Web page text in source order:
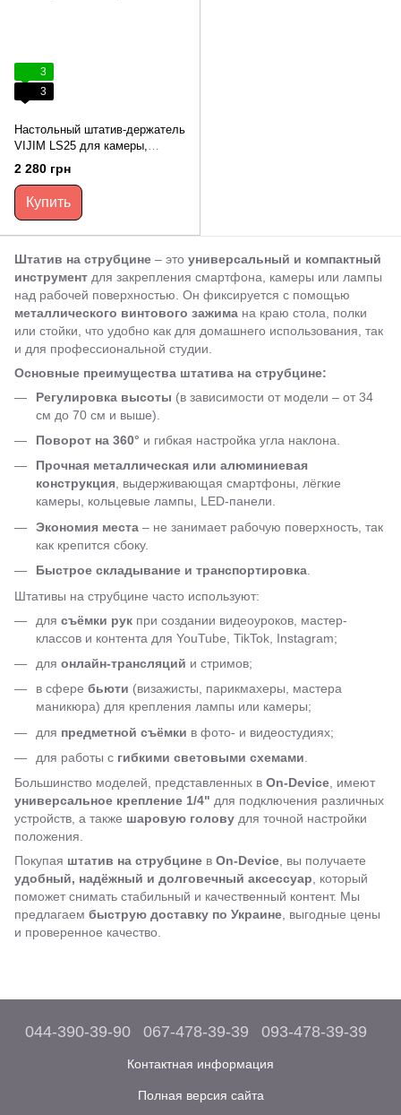
3
3
Настольный штатив-держатель
VIJIM LS25 для камеры,
микрофона и освещения 94
см, 1.5 кг.
2 280 грн
Купить
Штатив на струбцине – это универсальный и компактный
инструмент для закрепления смартфона, камеры или лампы
над рабочей поверхностью. Он фиксируется с помощью
металлического винтового зажима на краю стола, полки
или стойки, что удобно как для домашнего использования, так
и для профессиональной студии.
Основные преимущества штатива на струбцине:
Регулировка высоты (в зависимости от модели – от 34
см до 70 см и выше).
Поворот на 360° и гибкая настройка угла наклона.
Прочная металлическая или алюминиевая
конструкция, выдерживающая смартфоны, лёгкие
камеры, кольцевые лампы, LED-панели.
Экономия места – не занимает рабочую поверхность, так
как крепится сбоку.
Быстрое складывание и транспортировка
Штативы на струбцине часто используют:
для съёмки рук при создании видеоуроков, мастер-
классов и контента для YouTube, TikTok, Instagram;
для онлайн-трансляций и стримов;
в сфере бьюти (визажисты, парикмахеры, мастера
маникюра) для крепления лампы или камеры;
для предметной съёмки в фото- и видеостудиях;
для работы с гибкими световыми схемами
Большинство моделей, представленных в On-Device, имеют
универсальное крепление 1/4" для подключения различных
устройств, а также шаровую голову для точной настройки
положения.
Покупая штатив на струбцине в On-Device, вы получаете
удобный, надёжный и долговечный аксессуар, который
поможет снимать стабильный и качественный контент. Мы
предлагаем быструю доставку по Украине, выгодные цены
и проверенное качество.
044-390-39-90 067-478-39-39 093-478-39-39
Контактная информация
Полная версия сайта